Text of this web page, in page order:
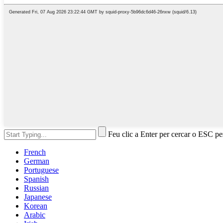
Feu clic a Enter per cercar o ESC
French
German
Portuguese
Spanish
Russian
Japanese
Korean
Arabic